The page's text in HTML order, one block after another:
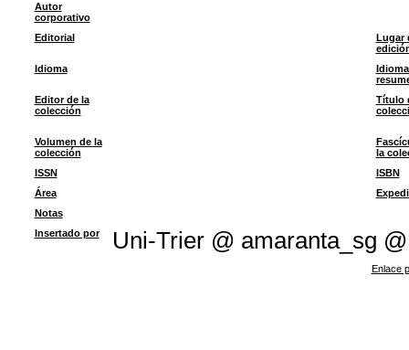
Autor
corporativo
Editorial
Lugar
Idioma
Editor de la
colección
Título
Volumen de la
colección
la
ISSN
ISBN
Área
Notas
Insertado por
Uni-Trier @ amaranta_sg @
Enlace